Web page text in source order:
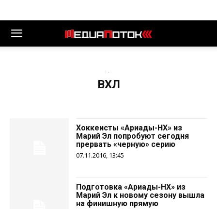
-
ВХЛ
Хоккеисты «Ариады-НХ» из
Марий Эл попробуют сегодня
прервать «черную» серию
07.11.2016, 13:45
Подготовка «Ариады-НХ» из
Марий Эл к новому сезону вышла
на финишную прямую